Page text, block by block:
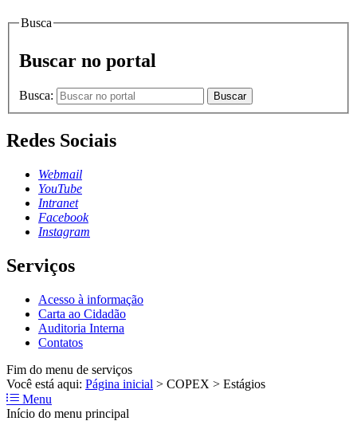
Busca
Buscar no portal
Busca: Buscar
Redes Sociais
Webmail
YouTube
Intranet
Facebook
Instagram
Serviços
Acesso à informação
Carta ao Cidadão
Auditoria Interna
Contatos
Fim do menu de serviços
Você está aqui: Página inicial > COPEX > Estágios
Menu
Início do menu principal